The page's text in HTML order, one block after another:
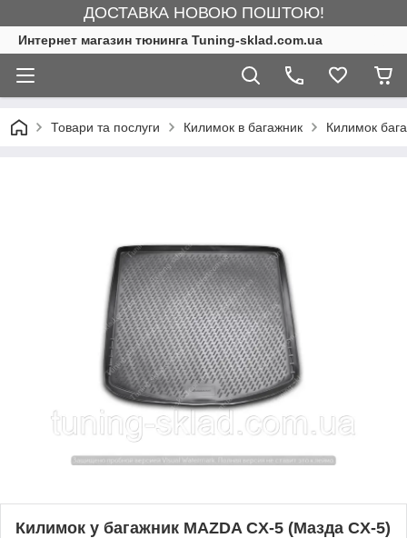
ДОСТАВКА НОВОЮ ПОШТОЮ!
Интернет магазин тюнинга Tuning-sklad.com.ua
Товари та послуги Килимок в багажник Килимок
Килимок у багажник MAZDA CX-5 (Мазда CX-5)